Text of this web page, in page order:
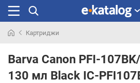
раньше
Картриджи
Barva Canon PFI-
130 мл Black IC-